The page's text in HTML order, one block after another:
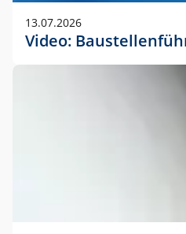
13.07.2026
Video: